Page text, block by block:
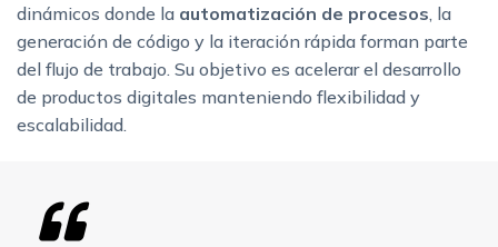
dinámicos donde la automatización de procesos , la
generación de código y la iteración rápida forman parte
del flujo de trabajo. Su objetivo es acelerar el desarrollo
de productos digitales manteniendo flexibilidad y
escalabilidad.